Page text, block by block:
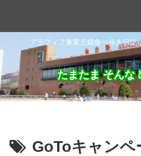
アラフィフ兼業主婦食べ歩き日記
たまたま そんな
GoToキャンペ